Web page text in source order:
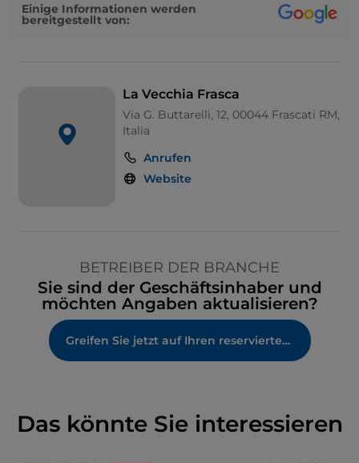
Einige Informationen werden
bereitgestellt von:
La Vecchia Frasca
Via G. Buttarelli, 12, 00044 Frascati RM,
Italia
Anrufen
Website
BETREIBER DER BRANCHE
Sie sind der Geschäftsinhaber und
möchten Angaben aktualisieren?
Greifen Sie jetzt auf Ihren reservierten Bereich zu
Das könnte Sie interessieren